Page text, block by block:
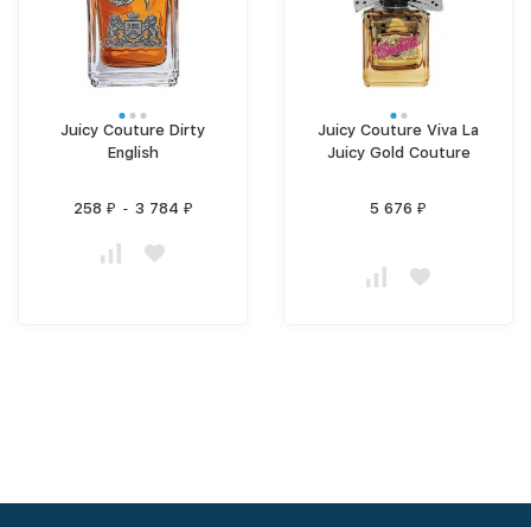
Juicy Couture Dirty
English
258 ₽ - 3 784 ₽
Juicy Couture Viva La
Juicy Gold Couture
5 676 ₽